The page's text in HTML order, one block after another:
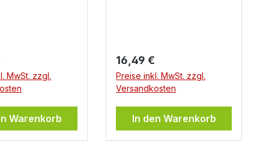
Preis:
MwSt. zzgl.
Warenkorb
Regulärer Preis:
16,49 €
Preise inkl. MwSt. zzgl.
Versandkosten
In den Warenkorb